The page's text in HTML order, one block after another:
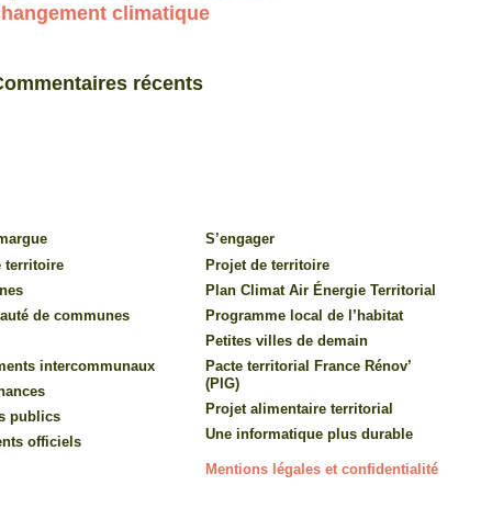
climatique
récents
territoire
de communes
intercommunaux
publics
officiels
S’engager
Projet de territoire
Plan Climat Air Énergie Territorial
Programme local de l’habitat
Petites villes de demain
Pacte territorial France Rénov’
(PIG)
Projet alimentaire territorial
Une informatique plus durable
Mentions légales et confidentialité